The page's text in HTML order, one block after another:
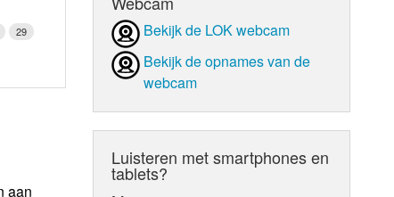
29
aan
Bekijk de LOK webcam
Bekijk de opnames van de
webcam
Luisteren met smartphones en
tablets?